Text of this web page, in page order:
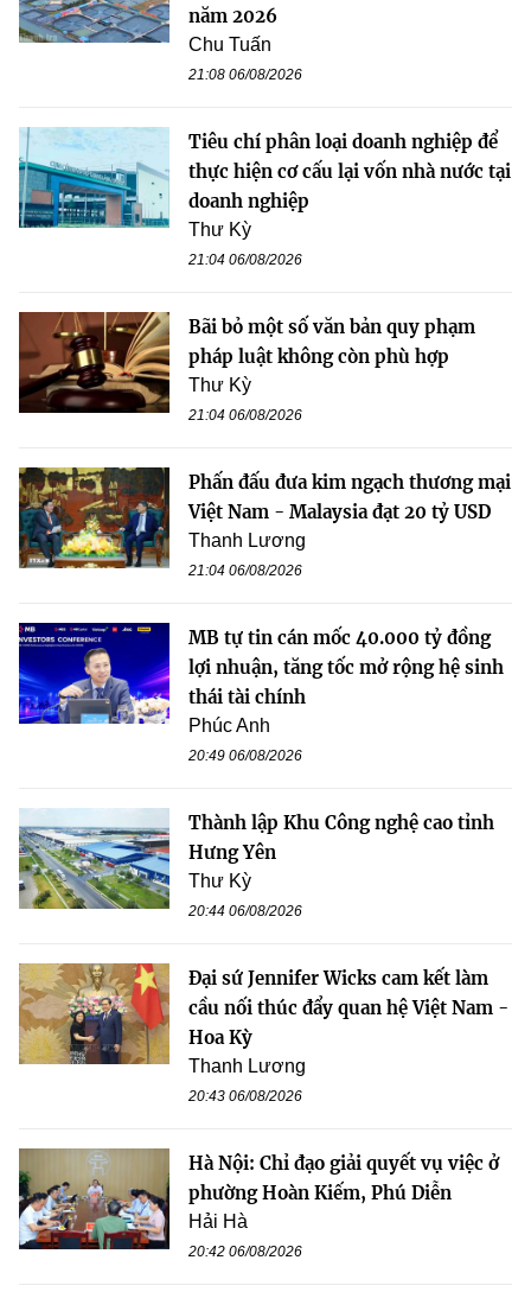
năm 2026
Chu Tuấn
21:08 06/08/2026
Tiêu chí phân loại doanh nghiệp để
thực hiện cơ cấu lại vốn nhà nước tại
doanh nghiệp
Thư Kỳ
21:04 06/08/2026
Bãi bỏ một số văn bản quy phạm
pháp luật không còn phù hợp
Thư Kỳ
21:04 06/08/2026
Phấn đấu đưa kim ngạch thương mại
Việt Nam - Malaysia đạt 20 tỷ USD
Thanh Lương
21:04 06/08/2026
MB tự tin cán mốc 40.000 tỷ đồng
lợi nhuận, tăng tốc mở rộng hệ sinh
thái tài chính
Phúc Anh
20:49 06/08/2026
Thành lập Khu Công nghệ cao tỉnh
Hưng Yên
Thư Kỳ
20:44 06/08/2026
Đại sứ Jennifer Wicks cam kết làm
cầu nối thúc đẩy quan hệ Việt Nam -
Hoa Kỳ
Thanh Lương
20:43 06/08/2026
Hà Nội: Chỉ đạo giải quyết vụ việc ở
phường Hoàn Kiếm, Phú Diễn
Hải Hà
20:42 06/08/2026